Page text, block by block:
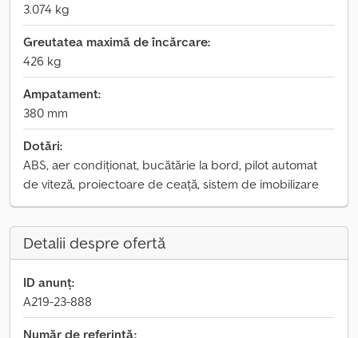
3.074 kg
Greutatea maximă de încărcare:
426 kg
Ampatament:
380 mm
Dotări:
ABS, aer condiționat, bucătărie la bord, pilot automat
de viteză, proiectoare de ceață, sistem de imobilizare
Detalii despre ofertă
ID anunț:
A219-23-888
Număr de referință: